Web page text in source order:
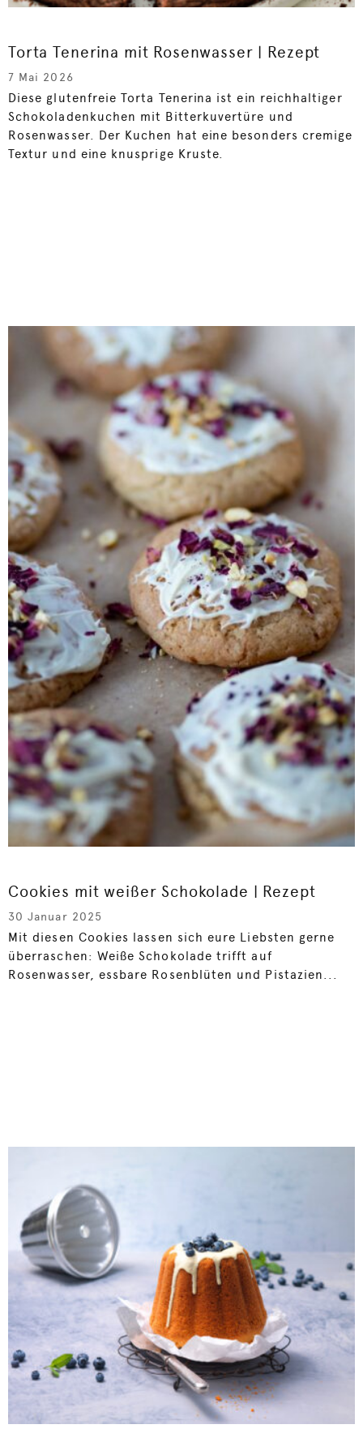
Torta Tenerina mit Rosenwasser | Rezept
7 Mai 2026
Diese glutenfreie Torta Tenerina ist ein reichhaltiger
Schokoladenkuchen mit Bitterkuvertüre und
Rosenwasser. Der Kuchen hat eine besonders cremige
Textur und eine knusprige Kruste.
Cookies mit weißer Schokolade | Rezept
30 Januar 2025
Mit diesen Cookies lassen sich eure Liebsten gerne
überraschen: Weiße Schokolade trifft auf
Rosenwasser, essbare Rosenblüten und Pistazien...